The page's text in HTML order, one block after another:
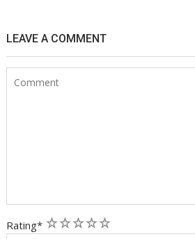
LEAVE A COMMENT
Rating* 5
4
3
2
1